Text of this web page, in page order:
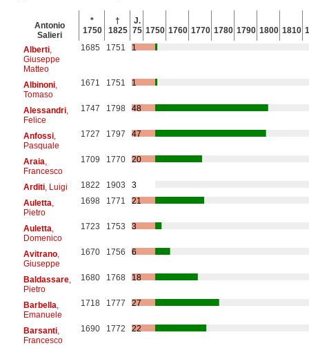
Antonio
Salieri
*
1750
†
1825
J.
75 1750 1760 1770 1780 1790 1800 1810
Alberti,
Giuseppe
Matteo
1685 1751 1
Albinoni,
Tomaso
1671 1751 1
Alessandri,
Felice
1747 1798 48
Anfossi,
Pasquale
1727 1797 47
Araia
Francesco
1709 1770 20
Arditi, Luigi 1822 1903
3
Auletta
Pietro
1698 1771 21
Auletta
Domenico
1723 1753 3
Avitrano,
Giuseppe
1670 1756 6
Baldassare,
Pietro
1680 1768 18
Barbella
Emanuele
1718 1777 27
Barsanti,
Francesco
1690 1772 22